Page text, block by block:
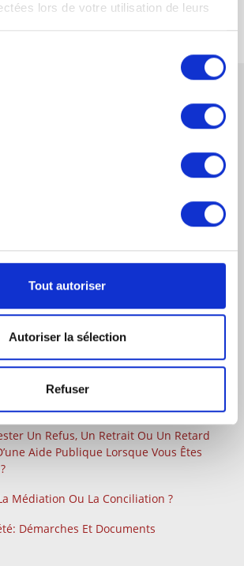
lors de votre utilisation de leurs
Tout autoriser
Autoriser la sélection
Refuser
L’AGRASC
Entre Professionnels : La Nouvelle
De Recouvrement
Et Gérant De Fait : Risques,
Comment S’en Sortir ?
En 2026 : Contribution
Un Refus, Un Retrait Ou Un Retard
Aide Publique Lorsque Vous Êtes
Médiation Ou La Conciliation ?
Démarches Et Documents